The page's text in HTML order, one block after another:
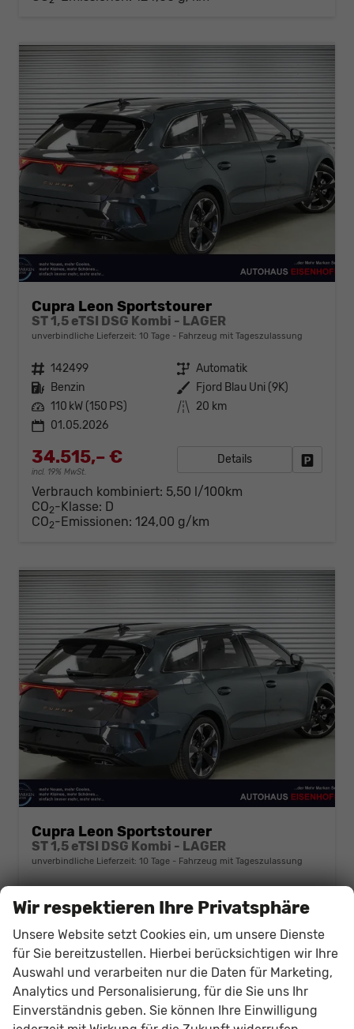
Cupra Leon Sportstourer
ST 1,5 eTSI DSG Kombi - LAGER
unverbindliche Lieferzeit: 10 Tage Fahrzeug mit Tageszulassung
Fahrzeugnr. 142499 Getriebe Automatik
Kraftstoff Benzin Außenfarbe Fjord Blau Uni (9K)
Leistung 110 kW (150 PS) Kilometerstand 20 km
01.05.2026
34.515,– €
incl. 19% MwSt.
Details
Verbrauch kombiniert: 5,50 l/100km
CO2-Klasse: D
CO2-Emissionen: 124,00 g/km
Cupra Leon Sportstourer
ST 1,5 eTSI DSG Kombi - LAGER
unverbindliche Lieferzeit: 10 Tage Fahrzeug mit Tageszulassung
Kraftstoff Benzin Außenfarbe Fjord Blau Uni (9K)
Leistung 110 kW (150 PS) Kilometerstand 120 km
01.05.2026
34.515,– €
incl. 19% MwSt.
Details
Verbrauch kombiniert:5,50 l/100km
Wir respektieren Ihre Privatsphäre
Unsere Website setzt Cookies ein, um unsere Dienste
für Sie bereitzustellen. Hierbei berücksichtigen wir Ihre
Auswahl und verarbeiten nur die Daten für Marketing,
Analytics und Personalisierung, für die Sie uns Ihr
Einverständnis geben. Sie können Ihre Einwilligung